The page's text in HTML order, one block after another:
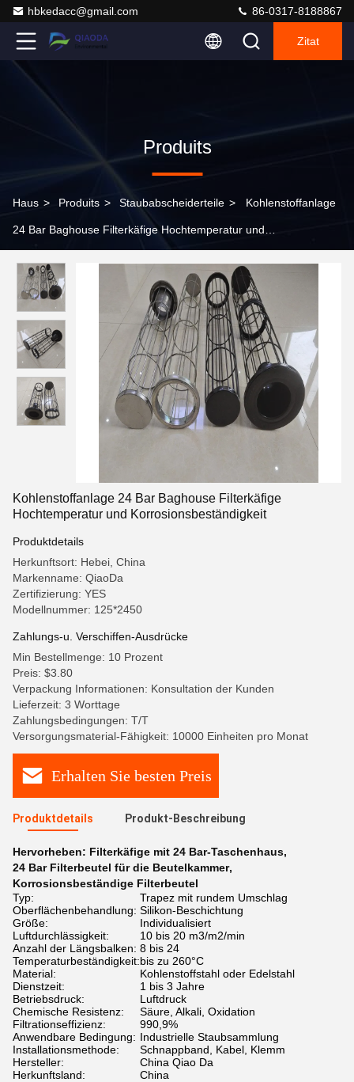
hbkedacc@gmail.com 86-0317-8188867
Zitat
Produits
Haus > Produits > Staubabscheiderteile > Kohlenstoffanlage
24 Bar Baghouse Filterkäfige Hochtemperatur und
Kohlenstoffanlage 24 Bar Baghouse Filterkäfige
Hochtemperatur und Korrosionsbeständigkeit
Produktdetails
Herkunftsort: Hebei, China
Markenname: QiaoDa
Zertifizierung: YES
Modellnummer: 125*2450
Zahlungs-u. Verschiffen-Ausdrücke
Min Bestellmenge: 10 Prozent
Preis: $3.80
Verpackung Informationen: Konsultation der Kunden
Lieferzeit: 3 Worttage
Zahlungsbedingungen: T/T
Versorgungsmaterial-Fähigkeit: 10000 Einheiten pro Monat
Erhalten Sie besten Preis
Produktdetails Produkt-Beschreibung
Hervorheben: Filterkäfige mit 24 Bar-Taschenhaus,
24 Bar Filterbeutel für die Beutelkammer,
Korrosionsbeständige Filterbeutel
Typ:
Trapez mit rundem Umschlag
Oberflächenbehandlung: Silikon-Beschichtung
Größe:
Individualisiert
Luftdurchlässigkeit:
10 bis 20 m3/m2/min
Anzahl der Längsbalken: 8 bis 24
Temperaturbeständigkeit:bis zu 260°C
Material:
Kohlenstoffstahl oder Edelstahl
Dienstzeit:
1 bis 3 Jahre
Betriebsdruck:
Luftdruck
Chemische Resistenz:
Säure, Alkali, Oxidation
Filtrationseffizienz:
990,9%
Anwendbare Bedingung: Industrielle Staubsammlung
Installationsmethode:
Schnappband, Kabel, Klemm
Hersteller:
China Qiao Da
Herkunftsland:
China